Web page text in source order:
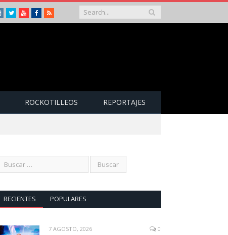
Instagram
TwitterYoutubeFacebook
RSS
ROCKOTILLEOS REPORTAJES
RECIENTES POPULARES
7 AGOSTO, 2026 0